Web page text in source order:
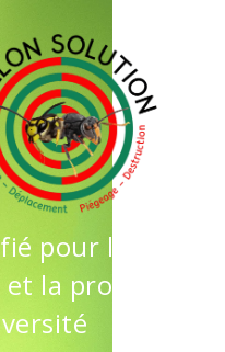
pour la lutte
la protection